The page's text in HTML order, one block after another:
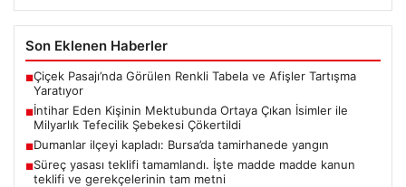
Son Eklenen Haberler
■Çiçek Pasajı’nda Görülen Renkli Tabela ve Afişler Tartışma
Yaratıyor
■İntihar Eden Kişinin Mektubunda Ortaya Çıkan İsimler ile
Milyarlık Tefecilik Şebekesi Çökertildi
■Dumanlar ilçeyi kapladı: Bursa’da tamirhanede yangın
■Süreç yasası teklifi tamamlandı. İşte madde madde kanun
teklifi ve gerekçelerinin tam metni